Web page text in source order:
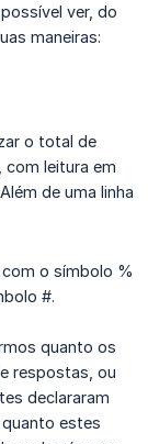
ver, do
maneiras:
o total de
com leitura em
de uma linha
o símbolo %
#.
quanto os
respostas, ou
declararam
estes